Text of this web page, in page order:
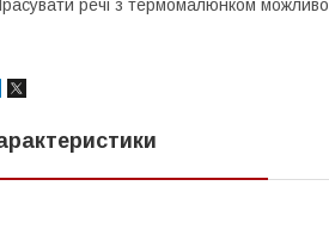
речі з термомалюнком можливо